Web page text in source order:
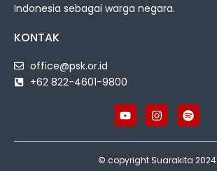
Indonesia sebagai warga negara.
KONTAK
office@psk.or.id
+62 822-4601-9800
© copyright Suarakita 2024